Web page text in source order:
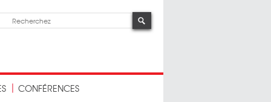
CONFÉRENCES